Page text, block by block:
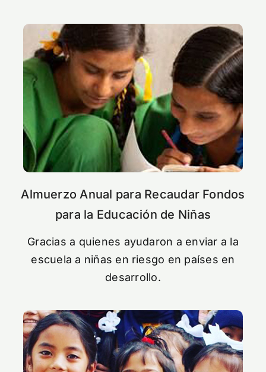
Almuerzo Anual para Recaudar Fondos
para la Educación de Niñas
Gracias a quienes ayudaron a enviar a la
escuela a niñas en riesgo en países en
desarrollo.